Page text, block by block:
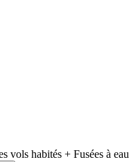
vols habités + Fusées à eau